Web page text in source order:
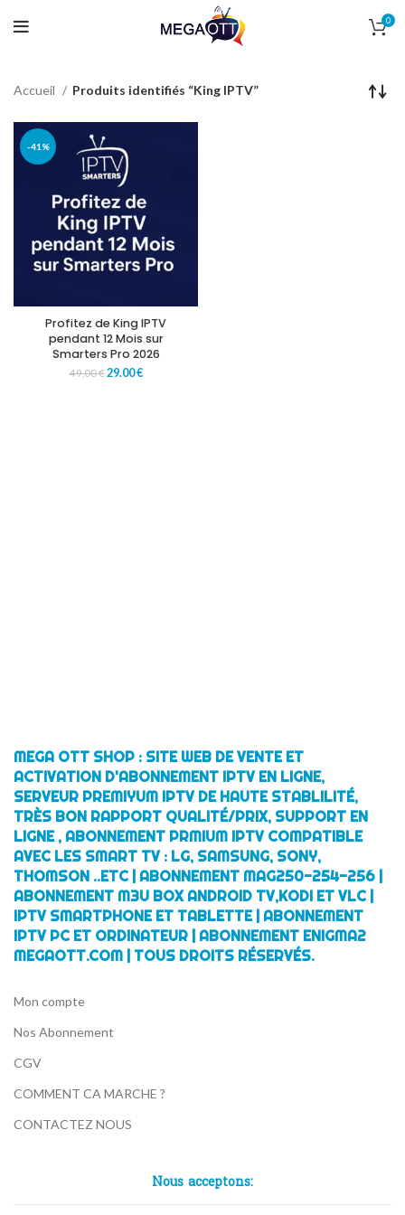
0
Accueil Produits identifiés “King IPTV”
-41%
Profitez de King IPTV
pendant 12 Mois sur
Smarters Pro 2026
49.00€29.00€
MEGA OTT SHOP : SITE WEB DE VENTE ET
ACTIVATION D'ABONNEMENT IPTV EN LIGNE,
SERVEUR PREMIYUM IPTV DE HAUTE STABLILITÉ,
TRÈS BON RAPPORT QUALITÉ/PRIX, SUPPORT EN
LIGNE , ABONNEMENT PRMIUM IPTV COMPATIBLE
AVEC LES SMART TV : LG, SAMSUNG, SONY,
THOMSON ..ETC | ABONNEMENT MAG250-254-256 |
ABONNEMENT M3U BOX ANDROID TV,KODI ET VLC |
IPTV SMARTPHONE ET TABLETTE | ABONNEMENT
IPTV PC ET ORDINATEUR | ABONNEMENT ENIGMA2
MEGAOTT.COM | TOUS DROITS RÉSERVÉS.
Mon compte
Nos Abonnement
CGV
COMMENT CA MARCHE ?
CONTACTEZ NOUS
Nous acceptons: